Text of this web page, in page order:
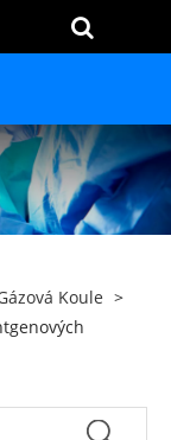
Koule >